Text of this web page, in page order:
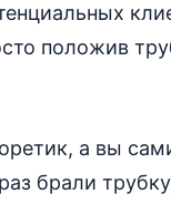
положив
а вы
брали